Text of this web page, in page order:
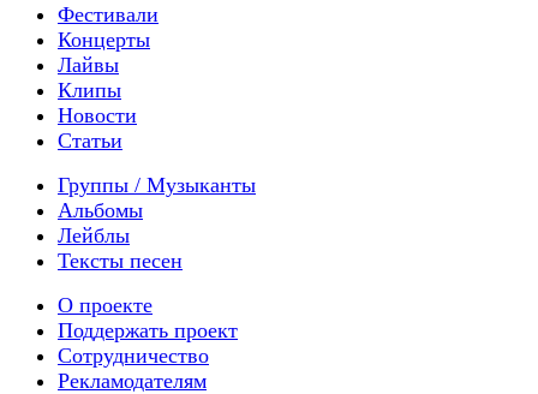
Фестивали
Концерты
Лайвы
Клипы
Новости
Статьи
Группы / Музыканты
Альбомы
Лейблы
Тексты песен
О проекте
Поддержать проект
Сотрудничество
Рекламодателям